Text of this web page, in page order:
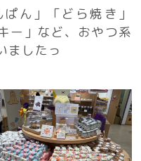
ん」「どら焼き」
ー」など、おやつ系
ましたっ